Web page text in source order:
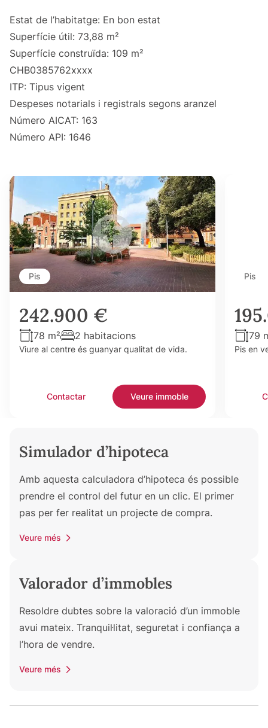
Estat de l’habitatge: En bon estat
Superfície útil: 73,88 m²
Superfície construïda: 109 m²
CHB0385762xxxx
ITP: Tipus vigent
Despeses notarials i registrals segons aranzel
Número AICAT: 163
Número API: 1646
Pis
242.900 €
78 m² 2 habitacions
Viure al centre és guanyar qualitat de vida.
Contactar Veure immoble
Pis
79
Pis en
Simulador d’hipoteca
Amb aquesta calculadora d’hipoteca és possible
prendre el control del futur en un clic. El primer
pas per fer realitat un projecte de compra.
Veure més
Valorador d’immobles
Resoldre dubtes sobre la valoració d’un immoble
avui mateix. Tranquil·litat, seguretat i confiança a
l’hora de vendre.
Veure més